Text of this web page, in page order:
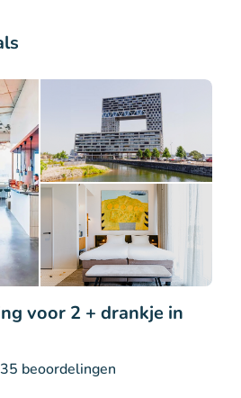
voor 2 + drankje in
beoordelingen